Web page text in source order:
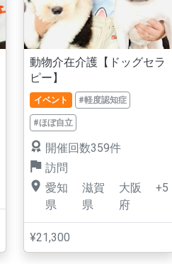
動物介在介護【ドッグセラ
ピー】
イベント #軽度認知症
#ほぼ自立
開催回数359件
訪問
愛知
県
滋賀
県
大阪
府
+5
¥21,300